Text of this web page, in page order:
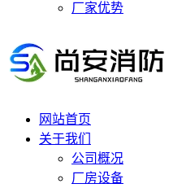
厂家优势
网站首页
关于我们
公司概况
厂房设备